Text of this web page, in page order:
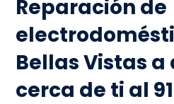
Reparación de
Bellas Vistas
cerca de ti al